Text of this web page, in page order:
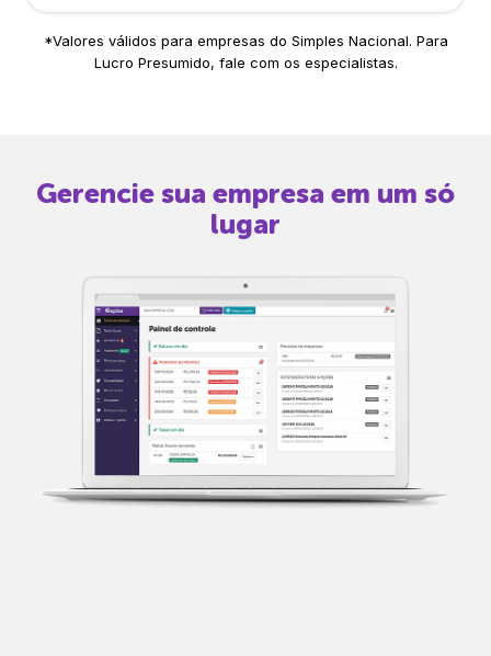
*Valores válidos para empresas do Simples Nacional. Para
Lucro Presumido, fale com os especialistas.
Gerencie sua empresa em um só
lugar